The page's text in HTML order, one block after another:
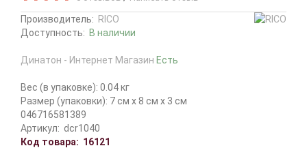
Производитель: RICO
Доступность: В наличии
Динатон - Интернет Магазин Есть
Вес (в упаковке): 0.04 кг
Размер (упаковки): 7 см x 8 см x 3 см
046716581389
Артикул: dcr1040
Код товара: 16121